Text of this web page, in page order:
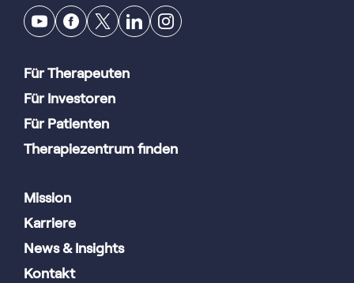
Für Therapeuten
Für Investoren
Für Patienten
Therapiezentrum finden
Mission
Karriere
News & Insights
Kontakt